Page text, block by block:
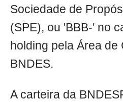
Sociedade de
(SPE), ou 'BBB-' no
holding pela Área de
BNDES.
A carteira da